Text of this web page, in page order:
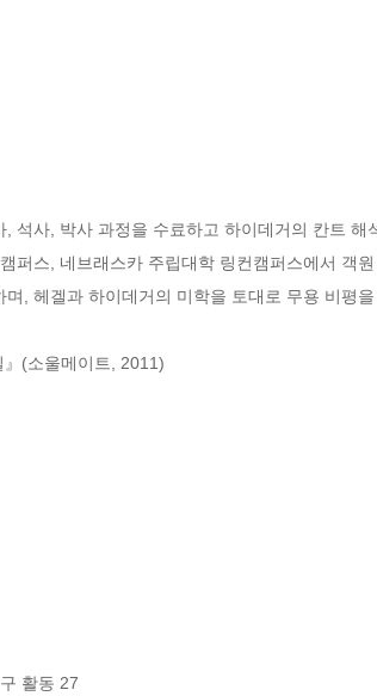
석사, 박사 과정을 수료하고 하이데거의 칸트
퍼스, 네브래스카 주립대학 링컨캠퍼스에서 객
, 헤겔과 하이데거의 미학을 토대로 무용 비평을
(소울메이트, 2011)